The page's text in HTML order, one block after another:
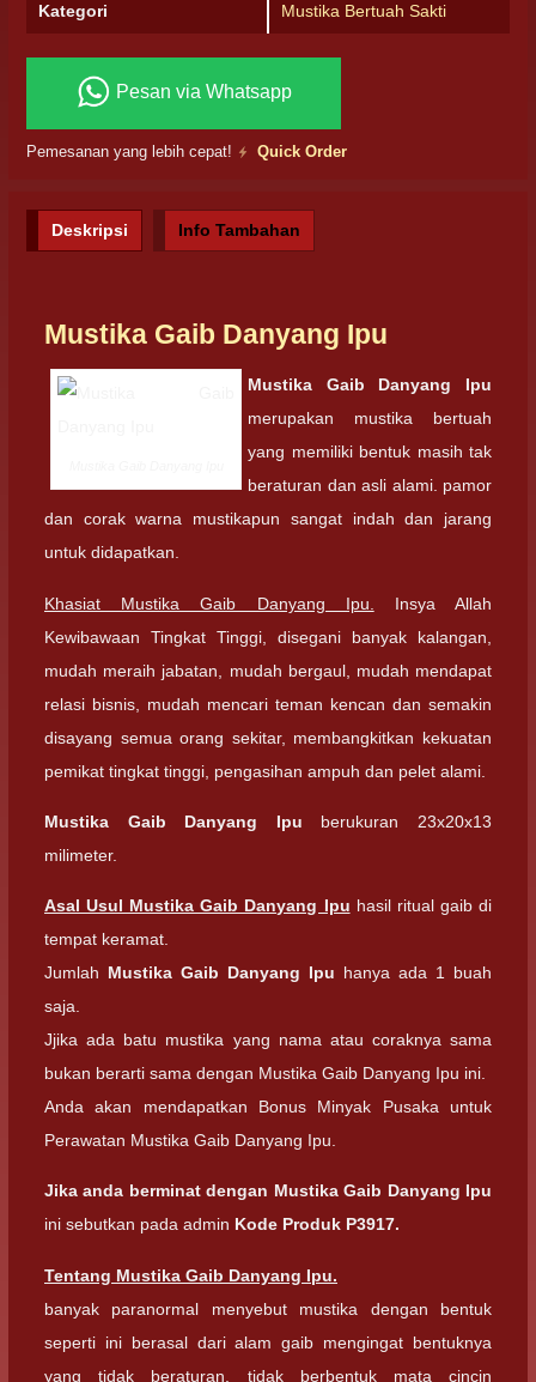
Kategori Mustika Bertuah Sakti
Pesan via Whatsapp
Pemesanan yang lebih cepat! Quick Order
Deskripsi Info Tambahan
Mustika Gaib Danyang Ipu
Mustika Gaib Danyang Ipu
merupakan mustika bertuah
yang memiliki bentuk masih tak
beraturan dan asli alami. pamor
dan corak warna mustikapun sangat indah dan jarang
untuk didapatkan.
Khasiat Mustika Gaib Danyang Ipu.
Insya Allah
Kewibawaan Tingkat Tinggi, disegani banyak kalangan,
mudah meraih jabatan, mudah bergaul, mudah mendapat
relasi bisnis, mudah mencari teman kencan dan semakin
disayang semua orang sekitar, membangkitkan kekuatan
pemikat tingkat tinggi, pengasihan ampuh dan pelet alami.
Mustika Gaib Danyang Ipu berukuran 23x20x13
milimeter.
Asal Usul Mustika Gaib Danyang Ipu hasil ritual gaib di
tempat keramat.
Jumlah Mustika Gaib Danyang Ipu hanya ada 1 buah
saja.
Jjika ada batu mustika yang nama atau coraknya sama
bukan berarti sama dengan Mustika Gaib Danyang Ipu ini.
Anda akan mendapatkan Bonus Minyak Pusaka untuk
Perawatan Mustika Gaib Danyang Ipu.
Jika anda berminat dengan Mustika Gaib Danyang Ipu
ini sebutkan pada admin Kode Produk P3917.
Tentang Mustika Gaib Danyang Ipu.
banyak paranormal menyebut mustika dengan bentuk
seperti ini berasal dari alam gaib mengingat bentuknya
yang tidak beraturan, tidak berbentuk mata cincin